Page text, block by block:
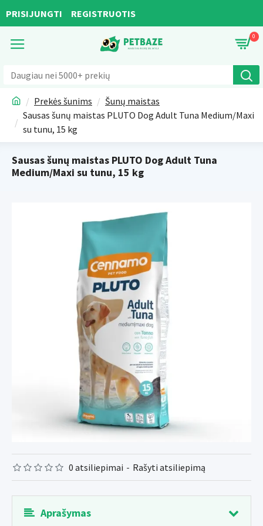
PRISIJUNGTI REGISTRUOTIS
0
Prekės šunims
Šunų maistas
Sausas šunų maistas PLUTO Dog Adult Tuna Medium/Maxi
su tunu, 15 kg
Sausas šunų maistas PLUTO Dog Adult Tuna
Medium/Maxi su tunu, 15 kg
0 atsiliepimai - Rašyti atsiliepimą
Aprašymas